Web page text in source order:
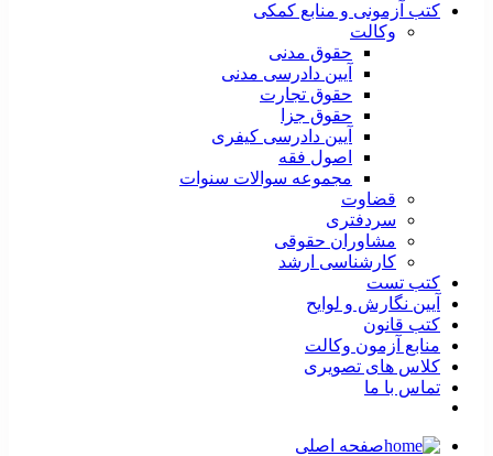
کتب آزمونی و منابع کمکی
وکالت
حقوق مدنی
آیین دادرسی مدنی
حقوق تجارت
حقوق جزا
آیین دادرسی کیفری
اصول فقه
مجموعه سوالات سنوات
قضاوت
سردفتری
مشاوران حقوقی
کارشناسی ارشد
کتب تست
آیین نگارش و لوایح
کتب قانون
منابع آزمون وکالت
کلاس های تصویری
تماس با ما
صفحه اصلی